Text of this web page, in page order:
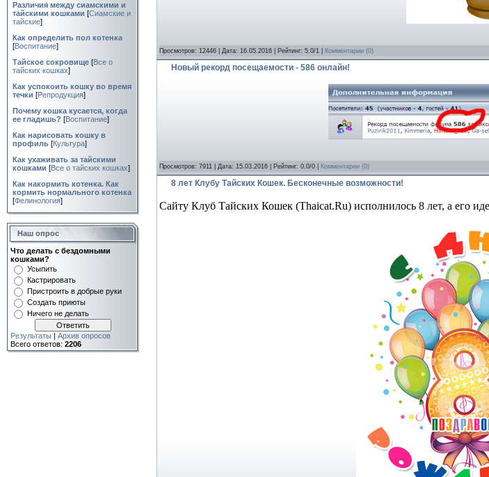
Различия между сиамскими и
тайскими кошками [Сиамские и
тайские]
Как определить пол котенка
[Воспитание]
Тайское сокровище [Все о
тайских кошках]
Как успокоить кошку во время
течки [Репродукция]
Почему кошка кусается, когда
ее гладишь? [Воспитание]
Как нарисовать кошку в
профиль [Культура]
Как ухаживать за тайскими
кошками [Все о тайских кошках]
Как накормить котенка. Как
кормить нормального котенка
[Фелинология]
Наш опрос
Что делать с бездомными
кошками?
Усыпить
Кастрировать
Пристроить в добрые руки
Создать приюты
Ничего не делать
Результаты | Архив опросов
Всего ответов: 2206
Просмотров: 12446 | Дата: 16.05.2016 | Рейтинг: 5.0/1 | Комментарии (0)
Новый рекорд посещаемости - 586 онлайн!
Просмотров: 7911 | Дата: 15.03.2016 | Рейтинг: 0.0/0 | Комментарии (0)
8 лет Клубу Тайских Кошек. Бесконечные возможности!
Сайту Клуб Тайских Кошек (Thaicat.Ru) исполнилось 8 лет, а его